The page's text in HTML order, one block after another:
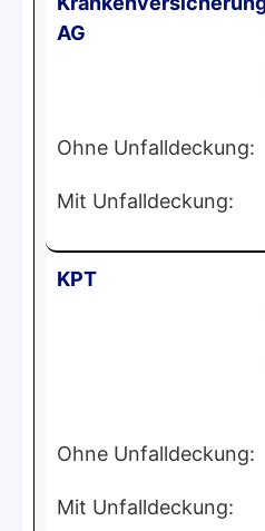
AG
Ohne Unfalldeckung:
Mit Unfalldeckung:
KPT
Ohne Unfalldeckung:
Mit Unfalldeckung: